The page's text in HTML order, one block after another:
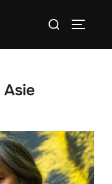
Rechercher :
Asie